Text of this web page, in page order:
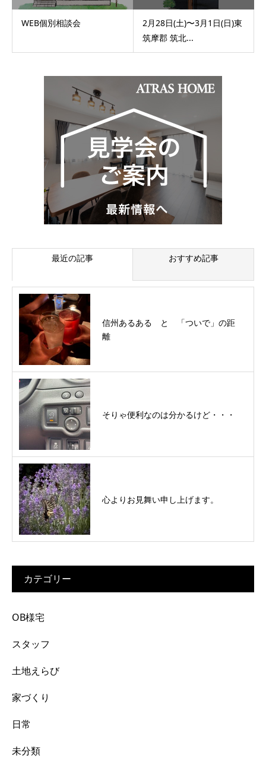
WEB個別相談会
2月28日(土)〜3月1日(日)東
筑摩郡 筑北...
最近の記事 おすすめ記事
信州あるある と 「ついで」の距
離
そりゃ便利なのは分かるけど・・・
心よりお見舞い申し上げます。
カテゴリー
OB様宅
スタッフ
土地えらび
家づくり
日常
未分類